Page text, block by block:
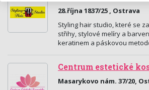
28.října 1837/25 , Ostrava
Styling hair studio, které se
střihy, stylové melíry a
keratinem a páskovou
Centrum estetické
Masarykovo nám. 37/20,